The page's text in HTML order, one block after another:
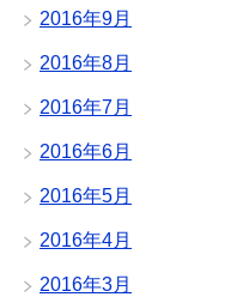
2016年9月
2016年8月
2016年7月
2016年6月
2016年5月
2016年4月
2016年3月